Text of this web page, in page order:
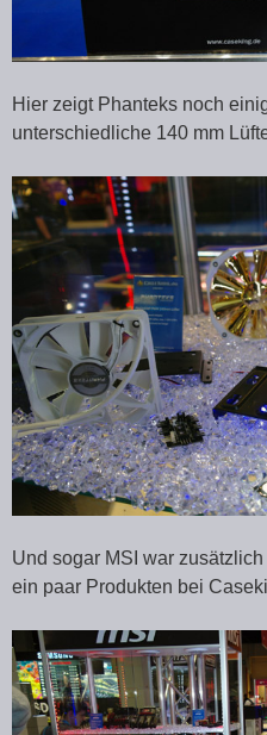
Hier zeigt Phanteks noch
unterschiedliche 140 mm
Und sogar MSI war
ein paar Produkten bei